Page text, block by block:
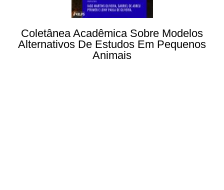
Coletânea Acadêmica Sobre Modelos
Alternativos De Estudos Em Pequenos
Animais